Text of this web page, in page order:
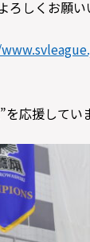
ろしくお願い
応援してい